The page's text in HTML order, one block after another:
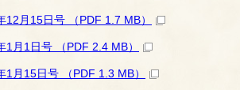
12月15日号 （PDF 1.7 MB）
1月1日号 （PDF 2.4 MB）
1月15日号 （PDF 1.3 MB）